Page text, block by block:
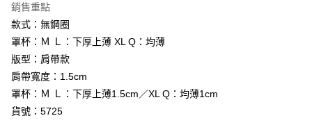
２．訂單成立數日內，您將收到繳費通知簡訊。
３．收到繳費通知簡訊後14天內，點擊此簡訊中的連結，可透過四大超商／
ATM／網路銀行／等多元方式進行付款，方視為交易完成。
※ 請注意：結帳手續完成當下不需立刻繳費，但若您需要取消訂單，請聯絡
購買商品的店家。未經商家同意取消之訂單仍視為有效，需透過AFTEE先享
※ 交易是否成功請以「AFTEE先享後付 」之結帳頁面顯示為準，若有關於
是否繳費成功／繳費後需取消欲退款等相關疑問，請聯繫「AFTEE先享後付
客戶支援中心」
付款後全家取貨
免運費
付款後萊爾富取貨
每筆NT$60，滿NT$500(含以上)免運費
7-11取貨付款
銷售重點
款式：無鋼圈
罩杯：Ｍ Ｌ：下厚上薄 XL Q：均薄
版型：肩帶款
肩帶寬度：1.5cm
罩杯：Ｍ Ｌ：下厚上薄1.5cm／XL Q：均薄1cm
貨號：5725